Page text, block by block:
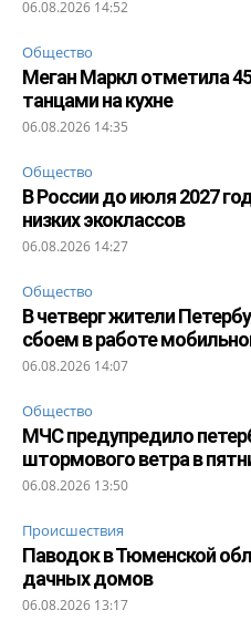
06.08.2026 14:52
Общество
Меган Маркл отметила
танцами на кухне
06.08.2026 14:35
Общество
В России до июля 2027
низких экоклассов
06.08.2026 14:27
Общество
В четверг жители
сбоем в работе
06.08.2026 14:07
Общество
МЧС предупредило
штормового ветра в
06.08.2026 13:50
Происшествия
Паводок в Тюменской
дачных домов
06.08.2026 13:17